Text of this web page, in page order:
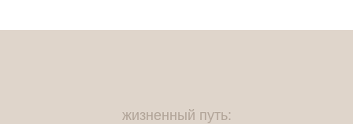
жизненный путь: